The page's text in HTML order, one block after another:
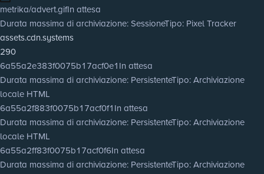
metrika/advert.gifIn attesa
Durata massima di archiviazione: SessioneTipo: Pixel Tracker
assets.cdn.systems
290
6a55a2e383f0075b17acf0e1In attesa
Durata massima di archiviazione: PersistenteTipo: Archiviazione
locale HTML
6a55a2f883f0075b17acf0f1In attesa
Durata massima di archiviazione: PersistenteTipo: Archiviazione
locale HTML
6a55a2ff83f0075b17acf0f6In attesa
Durata massima di archiviazione: PersistenteTipo: Archiviazione